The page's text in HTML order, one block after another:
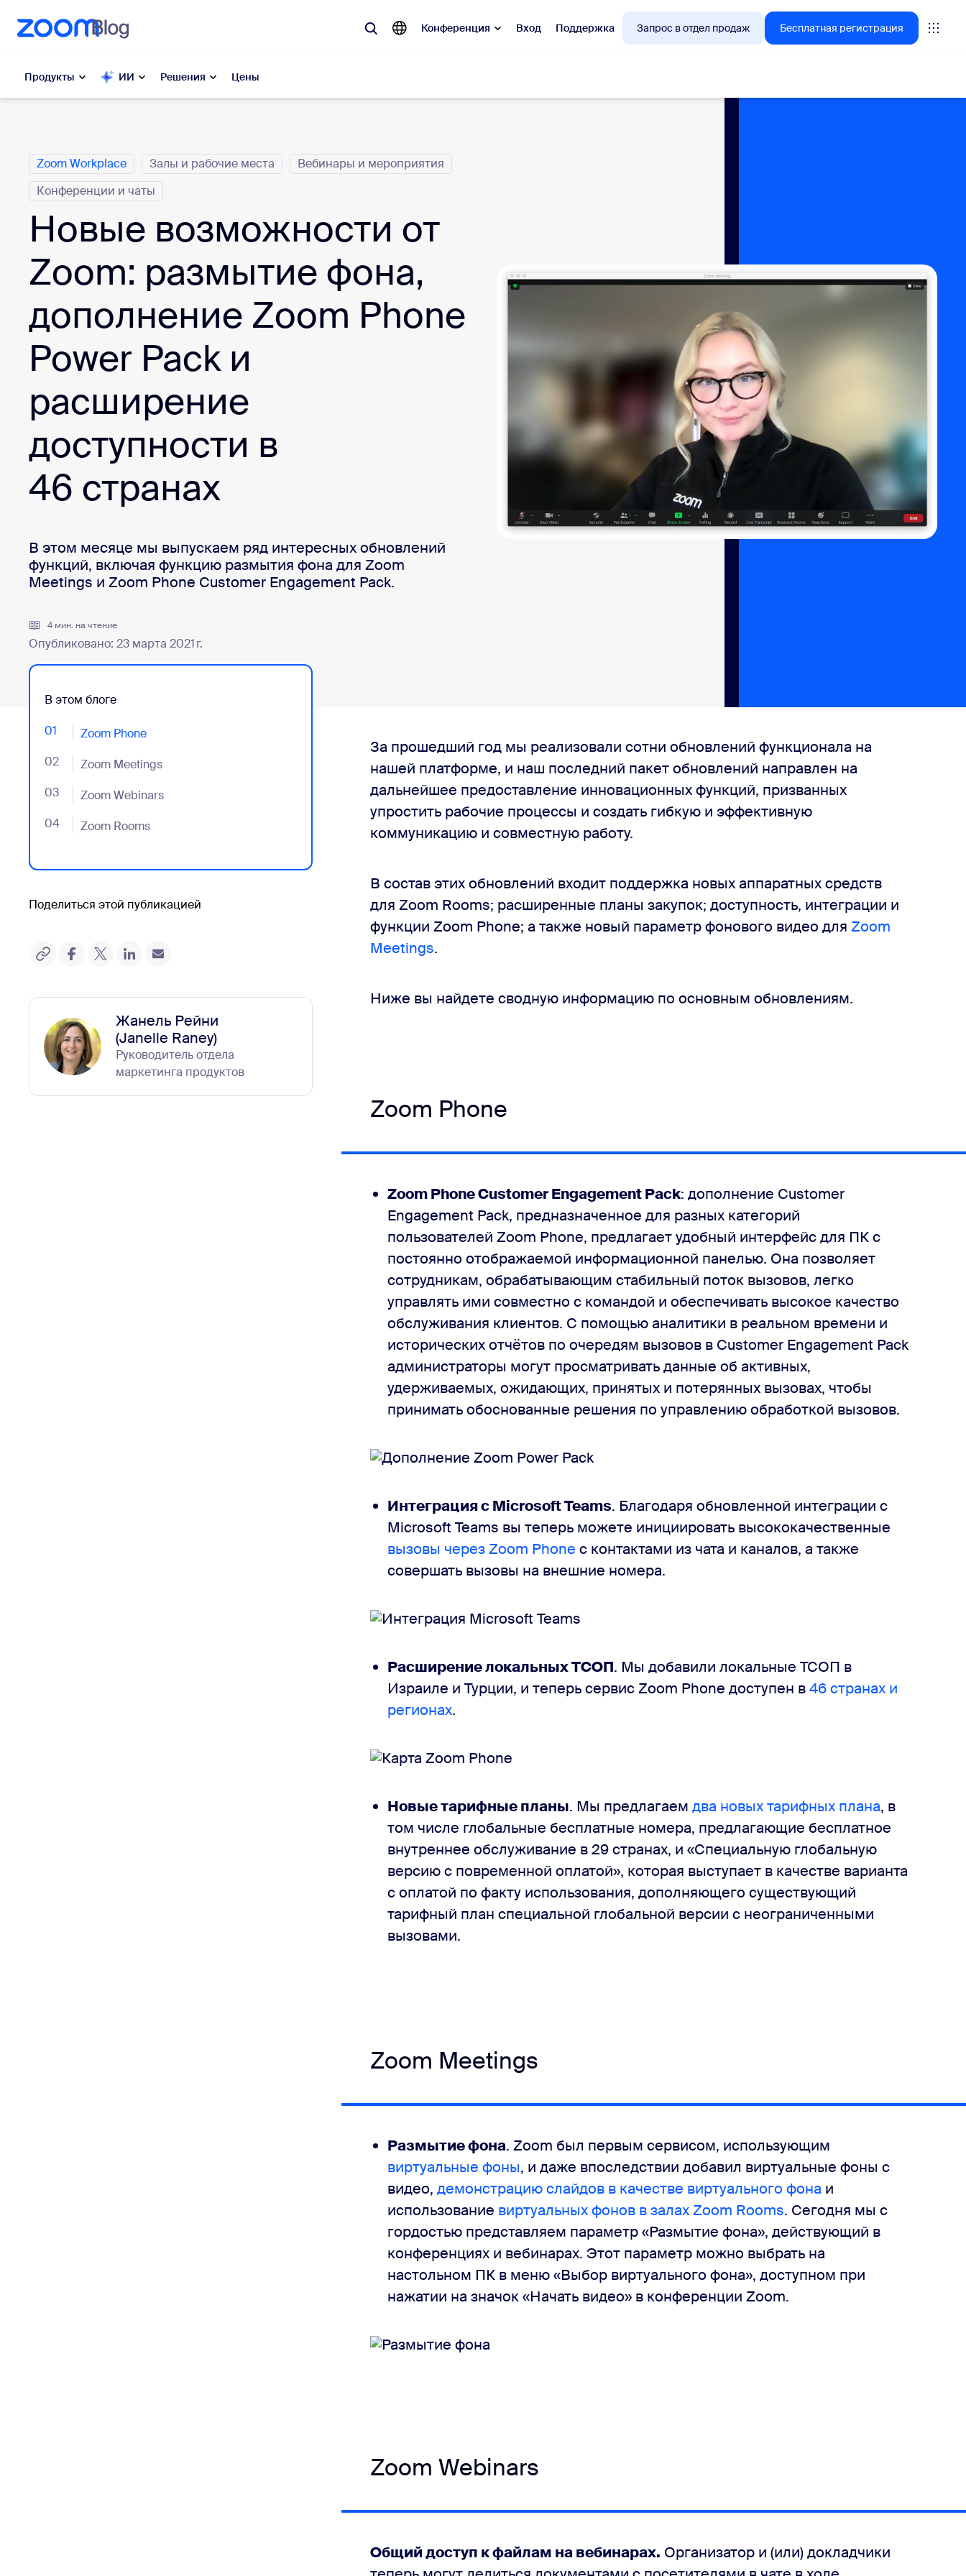
содержанию
в чат помощи
Продукты ИИ Решения Цены
Конференция Вход Поддержка Запрос в отдел продаж Бесплатная регистрация
Zoom Workplace
Zoom AI
Разработчикам
Приложения и интеграции
Решения Zoom, наиболее востребованные у клиентов.
ZoomMate
Phone
Contact Center
Установить на компьютер Свяжитесь с нами
Категории
Zoom Workplace Залы и рабочие места
Вебинары и мероприятия
Конференции и чаты
Новые возможности от
Zoom: размытие фона,
дополнение Zoom Phone
Power Pack и
расширение
доступности в
46 странах
В этом месяце мы выпускаем ряд интересных обновлений
функций, включая функцию размытия фона для Zoom
Meetings и Zoom Phone Customer Engagement Pack.
4 мин. на чтение
Опубликовано: 23 марта 2021 г.
В этом блоге
01 Zoom Phone
- Jumplink to Zoom Phone
02 Zoom Meetings
- Jumplink to Zoom Meetings
03 Zoom Webinars
- Jumplink to Zoom Webinars
04 Zoom Rooms
- Jumplink to Zoom Rooms
Поделиться этой публикацией
Жанель Рейни
(Janelle Raney)
Руководитель отдела
маркетинга продуктов
За прошедший год мы реализовали сотни обновлений функционала на
нашей платформе, и наш последний пакет обновлений направлен на
дальнейшее предоставление инновационных функций, призванных
упростить рабочие процессы и создать гибкую и эффективную
коммуникацию и совместную работу.
В состав этих обновлений входит поддержка новых аппаратных средств
для Zoom Rooms; расширенные планы закупок; доступность, интеграции и
функции Zoom Phone; а также новый параметр фонового видео для Zoom
Meetings.
Ниже вы найдете сводную информацию по основным обновлениям.
Zoom Phone
Zoom Phone Customer Engagement Pack: дополнение Customer
Engagement Pack, предназначенное для разных категорий
пользователей Zoom Phone, предлагает удобный интерфейс для ПК с
постоянно отображаемой информационной панелью. Она позволяет
сотрудникам, обрабатывающим стабильный поток вызовов, легко
управлять ими совместно с командой и обеспечивать высокое качество
обслуживания клиентов. С помощью аналитики в реальном времени и
исторических отчётов по очередям вызовов в Customer Engagement Pack
администраторы могут просматривать данные об активных,
удерживаемых, ожидающих, принятых и потерянных вызовах, чтобы
принимать обоснованные решения по управлению обработкой вызовов.
Интеграция с Microsoft Teams. Благодаря обновленной интеграции с
Microsoft Teams вы теперь можете инициировать высококачественные
вызовы через Zoom Phone с контактами из чата и каналов, а также
совершать вызовы на внешние номера.
Расширение локальных ТСОП. Мы добавили локальные ТСОП в
Израиле и Турции, и теперь сервис Zoom Phone доступен в46 странах и
регионах.
Новые тарифные планы. Мы предлагаем два новых тарифных плана, в
том числе глобальные бесплатные номера, предлагающие бесплатное
внутреннее обслуживание в 29 странах, и «Специальную глобальную
версию с повременной оплатой», которая выступает в качестве варианта
с оплатой по факту использования, дополняющего существующий
тарифный план специальной глобальной версии с неограниченными
вызовами.
Zoom Meetings
Размытие фона. Zoom был первым сервисом, использующим
виртуальные фоны, и даже впоследствии добавил виртуальные фоны с
видео, демонстрацию слайдов в качестве виртуального фона и
использование виртуальных фонов в залах Zoom Rooms. Сегодня мы с
гордостью представляем параметр «Размытие фона», действующий в
конференциях и вебинарах. Этот параметр можно выбрать на
настольном ПК в меню «Выбор виртуального фона», доступном при
нажатии на значок «Начать видео» в конференции Zoom.
Zoom Webinars
Общий доступ к файлам на вебинарах. Организатор и (или) докладчики